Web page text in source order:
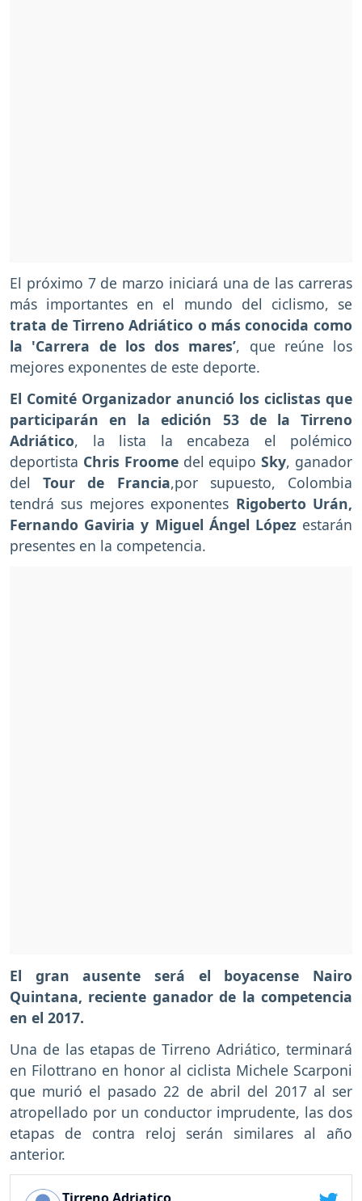
El próximo 7 de marzo iniciará una de las carreras
más importantes en el mundo del ciclismo, se
trata de Tirreno Adriático o más conocida como
la 'Carrera de los dos mares’, que reúne los
mejores exponentes de este deporte.
El Comité Organizador anunció los ciclistas que
participarán en la edición 53 de la Tirreno
Adriático, la lista la encabeza el polémico
deportista Chris Froomedel equipoSky, ganador
del Tour de Francia,por supuesto, Colombia
tendrá sus mejores exponentes Rigoberto Urán,
Fernando Gaviria y Miguel Ángel López estarán
presentes en la competencia.
El gran ausente será el boyacense Nairo
Quintana, reciente ganador de la competencia
en el 2017.
Una de las etapas de Tirreno Adriático, terminará
en Filottrano en honor al ciclista Michele Scarponi
que murió el pasado 22 de abril del 2017 al ser
atropellado por un conductor imprudente, las dos
etapas de contra reloj serán similares al año
anterior.